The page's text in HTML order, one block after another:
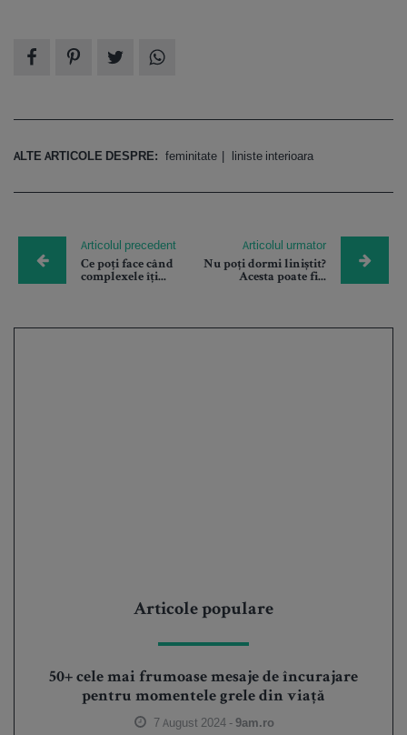
ALTE ARTICOLE DESPRE: feminitate liniste interioara
Articolul precedent
Ce poți face când
complexele îți...
Articolul urmator
Nu poți dormi liniștit?
Acesta poate fi...
Articole populare
50+ cele mai frumoase mesaje de încurajare
pentru momentele grele din viață
7 August 2024 -9am.ro